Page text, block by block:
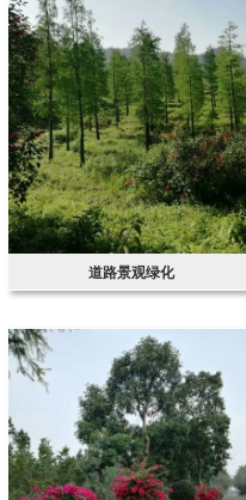
道路景观绿化